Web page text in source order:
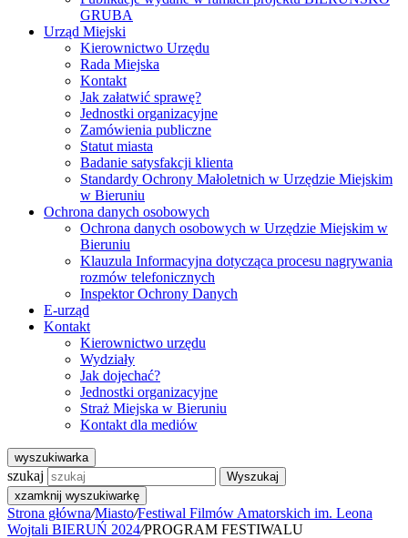
GRUBA
Urząd Miejski
Kierownictwo Urzędu
Rada Miejska
Kontakt
Jak załatwić sprawę?
Jednostki organizacyjne
Zamówienia publiczne
Statut miasta
Badanie satysfakcji klienta
Standardy Ochrony Małoletnich w Urzędzie Miejskim
w Bieruniu
Ochrona danych osobowych
Ochrona danych osobowych w Urzędzie Miejskim w
Bieruniu
Klauzula Informacyjna dotycząca procesu nagrywania
rozmów telefonicznych
Inspektor Ochrony Danych
E-urząd
Kontakt
Kierownictwo urzędu
Wydziały
Jak dojechać?
Jednostki organizacyjne
Straż Miejska w Bieruniu
Kontakt dla mediów
wyszukiwarka
szukaj
Wyszukaj
xzamknij wyszukiwarkę
Strona główna/Miasto/Festiwal Filmów Amatorskich im. Leona
Wojtali BIERUŃ 2024/PROGRAM FESTIWALU